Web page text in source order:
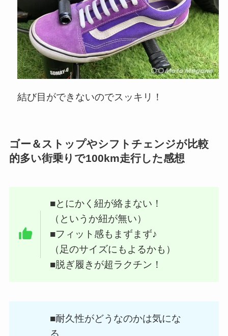
結び目ができないのでスッキリ！
ゴー＆ストップやシフトチェンジが比較
的多い街乗りで100km走行した感想
■とにかく紐が絡まない！
（というか紐が無い）
■フィット感もまずまず♪
（足のサイズにもよるかも）
■脱ぎ履きが超ラクチン！
■耐久性がどうなのかは気にな
る。。